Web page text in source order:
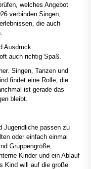
welches Angebot
verbinden Singen,
die auch
Ausdruck
auch richtig Spaß.
Singen, Tanzen und
findet eine Rolle, die
ist gerade das
bleibt.
Jugendliche passen zu
oder einfach einmal
Gruppengröße,
Kinder und ein Ablauf
Kind will auf die große